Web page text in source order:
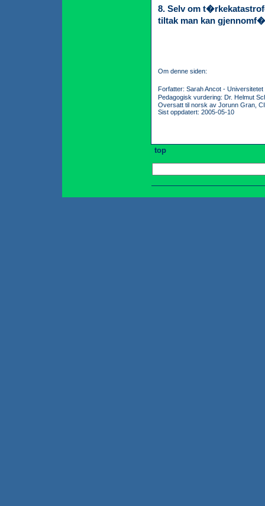
8. Selv om
tiltak man kan
Om denne siden:
Forfatter: Sarah Ancot -
Pedagogisk vurdering: Dr. Helmut
Oversatt til norsk av Jorunn Gran,
Sist oppdatert: 2005-05-10
top